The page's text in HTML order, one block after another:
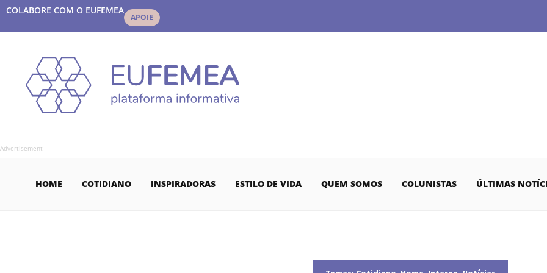
COLABORE COM O EUFEMEA
APOIE
Advertisement
HOME COTIDIANO INSPIRADORAS ESTILO DE VIDA QUEM SOMOS COLUNISTAS ÚLTIMAS